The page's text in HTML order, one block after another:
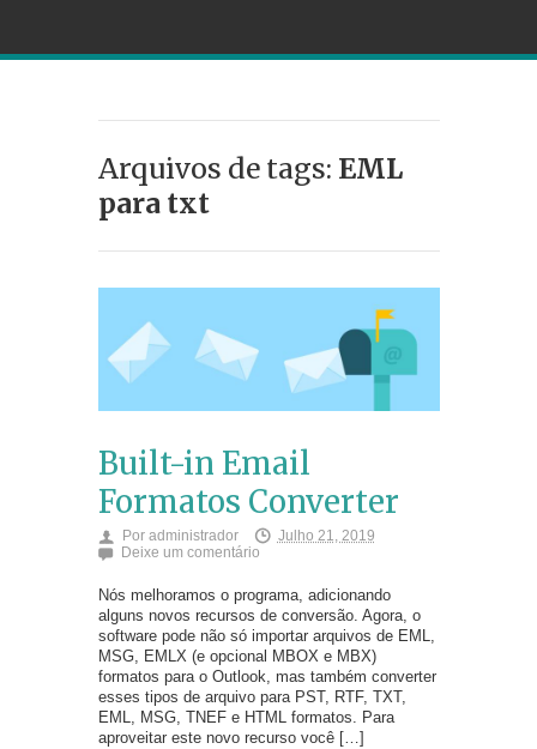
Arquivos de tags: EML
para txt
Built-in Email
Formatos Converter
Por administrador
Julho 21, 2019
Deixe um comentário
Nós melhoramos o programa, adicionando
alguns novos recursos de conversão. Agora, o
software pode não só importar arquivos de EML,
MSG, EMLX (e opcional MBOX e MBX)
formatos para o Outlook, mas também converter
esses tipos de arquivo para PST, RTF, TXT,
EML, MSG, TNEF e HTML formatos. Para
aproveitar este novo recurso você […]